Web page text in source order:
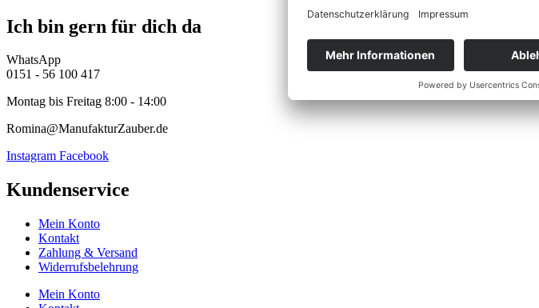
Ich bin gern für dich da
WhatsApp
0151 - 56 100 417
Montag bis Freitag 8:00 - 14:00
Romina@ManufakturZauber.de
Instagram Facebook
Kundenservice
Mein Konto
Kontakt
Zahlung & Versand
Widerrufsbelehrung
Mein Konto